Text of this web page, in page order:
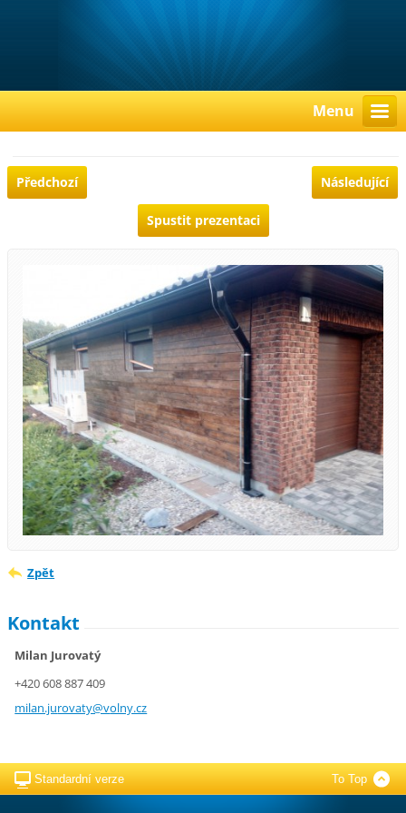
Menu
Předchozí Následující
Spustit prezentaci
Zpět
Kontakt
Milan Jurovatý
+420 608 887 409
milan.jurovaty@volny.cz
Standardní verze To Top